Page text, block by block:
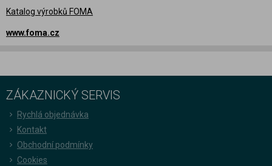
Katalog výrobků FOMA
www.foma.cz
ZÁKAZNICKÝ SERVIS
Rychlá objednávka
Kontakt
Obchodní podmínky
Cookies